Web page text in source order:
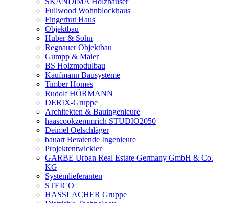
Fullwood Wohnblockhaus
Fingerhut Haus
Objektbau
Huber & Sohn
Regnauer Objektbau
Gumpp & Maier
BS Holzmodulbau
Kaufmann Bausysteme
Timber Homes
Rudolf HÖRMANN
DERIX-Gruppe
Architekten & Bauingenieure
haascookzemmrich STUDIO2050
Deimel Oelschläger
bauart Beratende Ingenieure
Projektentwickler
GARBE Urban Real Estate Germany GmbH & Co.
KG
Systemlieferanten
STEICO
HASSLACHER Gruppe